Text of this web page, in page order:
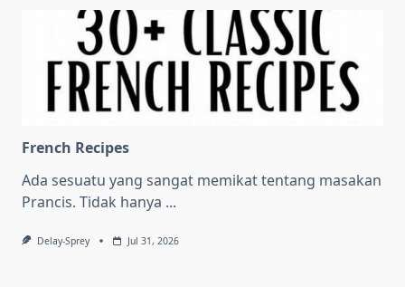
French Recipes
Ada sesuatu yang sangat memikat tentang masakan
Prancis. Tidak hanya ...
Delay-Sprey Jul 31, 2026